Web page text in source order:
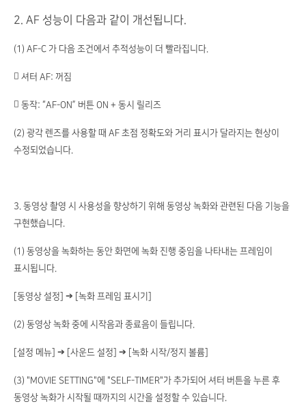
2. AF 성능이 다음과 같이 개선됩니다.
(1) AF-C 가 다음 조건에서 추적성능이 더 빨라집니다.
 셔터 AF: 꺼짐
 동작: “AF-ON” 버튼 ON + 동시 릴리즈
(2) 광각 렌즈를 사용할 때 AF 초점 정확도와 거리 표시가 달라지는 현상이
수정되었습니다.
3. 동영상 촬영 시 사용성을 향상하기 위해 동영상 녹화와 관련된 다음 기능을
구현했습니다.
(1) 동영상을 녹화하는 동안 화면에 녹화 진행 중임을 나타내는 프레임이
표시됩니다.
[동영상 설정] ➔ [녹화 프레임 표시기]
(2) 동영상 녹화 중에 시작음과 종료음이 들립니다.
[설정 메뉴] ➔ [사운드 설정] ➔ [녹화 시작/정지 볼륨]
(3) "MOVIE SETTING"에 "SELF-TIMER"가 추가되어 셔터 버튼을 누른 후
동영상 녹화가 시작될 때까지의 시간을 설정할 수 있습니다.